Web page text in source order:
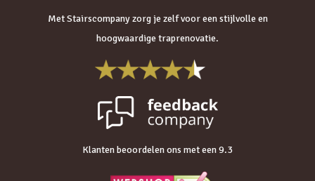
Met Stairscompany zorg je zelf voor een stijlvolle en
hoogwaardige traprenovatie.
Klanten beoordelen ons met een 9.3